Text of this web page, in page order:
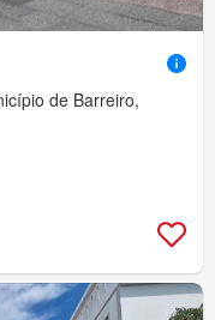
de Barreiro,